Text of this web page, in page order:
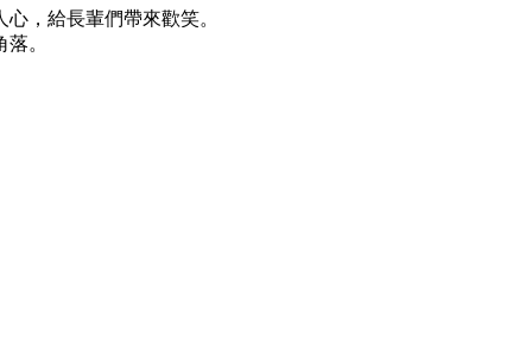
，給長輩們帶來歡笑。
。